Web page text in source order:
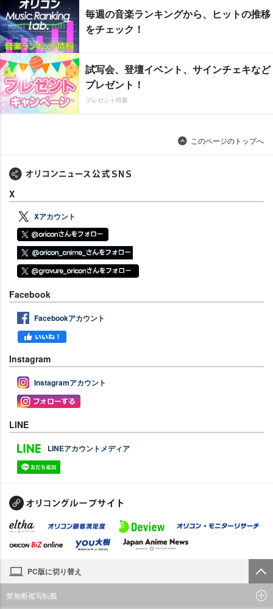
毎週の音楽ランキングから、ヒットの推移
をチェック！
試写会、登壇イベント、サインチェキなど
プレゼント！
プレゼント特集
このページのトップへ
X
Xアカウント
Facebook
Facebookアカウント
Instagram
Instagramアカウント
LINE
LINEアカウントメディア
PC版に切り替え
禁無断複写転載